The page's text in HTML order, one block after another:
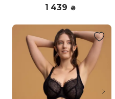
1 439 ₴